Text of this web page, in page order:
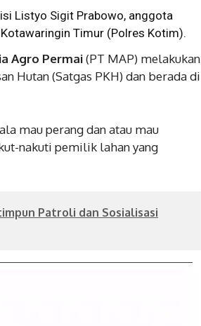
Listyo Sigit Prabowo, anggota
Timur (Polres Kotim).
Agro Permai(PT MAP) melakukan
Hutan (Satgas PKH) dan berada di
mau perang dan atau mau
nakuti pemilik lahan yang
Patroli dan Sosialisasi